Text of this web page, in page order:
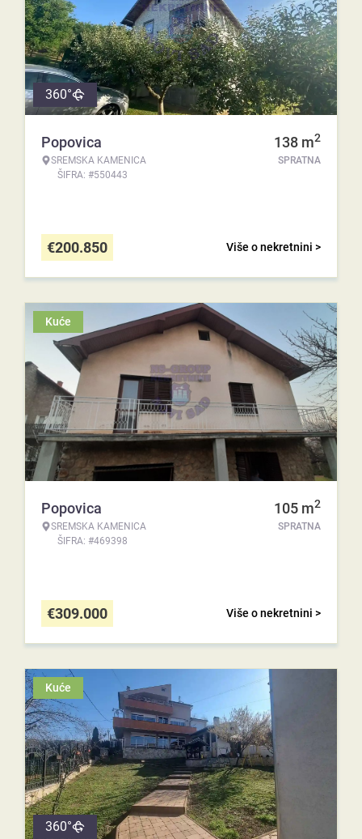
360°
Popovica
SREMSKA KAMENICA
ŠIFRA: #550443
138 m2
SPRATNA
Više o nekretnini >
€200.850
Kuće
Popovica
SREMSKA KAMENICA
ŠIFRA: #469398
105 m2
SPRATNA
Više o nekretnini >
€309.000
Kuće
360°